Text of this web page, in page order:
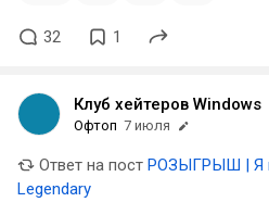
32 1
Клуб хейтеров Windows
Офтоп 7 июля
Ответ на пост РОЗЫГРЫШ | Я
Legendary